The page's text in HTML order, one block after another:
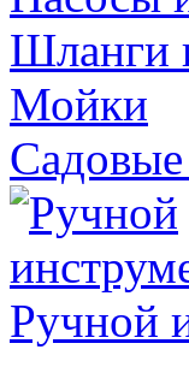
Шланги
Мойки
Садовые
Ручной